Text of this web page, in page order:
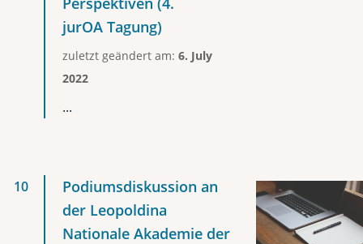
jurOA Tagung)
zuletzt geändert am: 6. July
2022
...
Podiumsdiskussion an
der Leopoldina
Nationale Akademie der